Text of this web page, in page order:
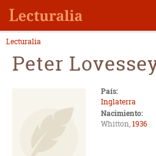
Lecturalia
Peter
País:
Inglaterra
Nacimiento:
Whitton,1936